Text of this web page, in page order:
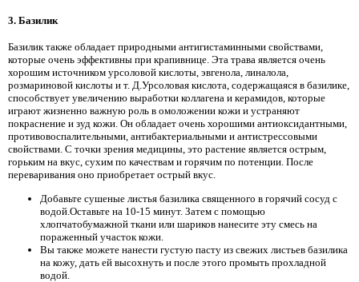
3. Базилик
Базилик также обладает природными антигистаминными свойствами,
которые очень эффективны при крапивнице. Эта трава является очень
хорошим источником урсоловой кислоты, эвгенола, линалола,
розмариновой кислоты и т. Д.Урсоловая кислота, содержащаяся в базилике,
способствует увеличению выработки коллагена и керамидов, которые
играют жизненно важную роль в омоложении кожи и устраняют
покраснение и зуд кожи. Он обладает очень хорошими антиоксидантными,
противовоспалительными, антибактериальными и антистрессовыми
свойствами. С точки зрения медицины, это растение является острым,
горьким на вкус, сухим по качествам и горячим по потенции. После
переваривания оно приобретает острый вкус.
Добавьте сушеные листья базилика священного в горячий сосуд с
водой.Оставьте на 10-15 минут. Затем с помощью
хлопчатобумажной ткани или шариков нанесите эту смесь на
пораженный участок кожи.
Вы также можете нанести густую пасту из свежих листьев базилика
на кожу, дать ей высохнуть и после этого промыть прохладной
водой.